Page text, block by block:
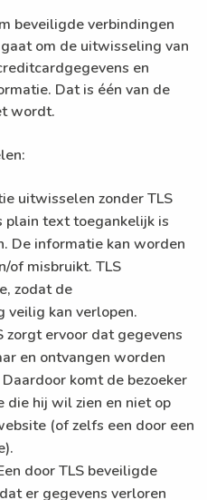
beveiligde verbindingen
om de uitwisseling van
en
Dat is één van de
wordt.
uitwisselen zonder TLS
plain text toegankelijk is
De informatie kan worden
of misbruikt. TLS
zodat de
veilig kan verlopen.
zorgt ervoor dat gegevens
en ontvangen worden
komt de bezoeker
die hij wil zien en niet op
(of zelfs een door een
door TLS beveiligde
er gegevens verloren